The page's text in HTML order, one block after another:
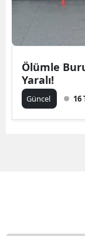
Ölümle
Yaralı!
Güncel 16